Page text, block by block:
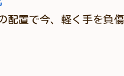
配置で今、軽く手を負